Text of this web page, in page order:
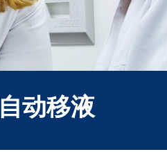
自动移液